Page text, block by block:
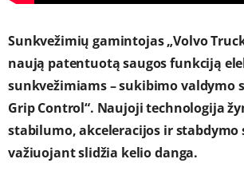
Sunkvežimių gamintojas „Volvo
naują patentuotą saugos funkciją
sunkvežimiams – sukibimo valdymo
Grip Control“. Naujoji technologija
stabilumo, akceleracijos ir stabdymo
važiuojant slidžia kelio danga.